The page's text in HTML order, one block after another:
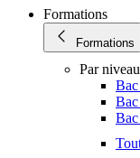
Formations
Formations
Par niveau